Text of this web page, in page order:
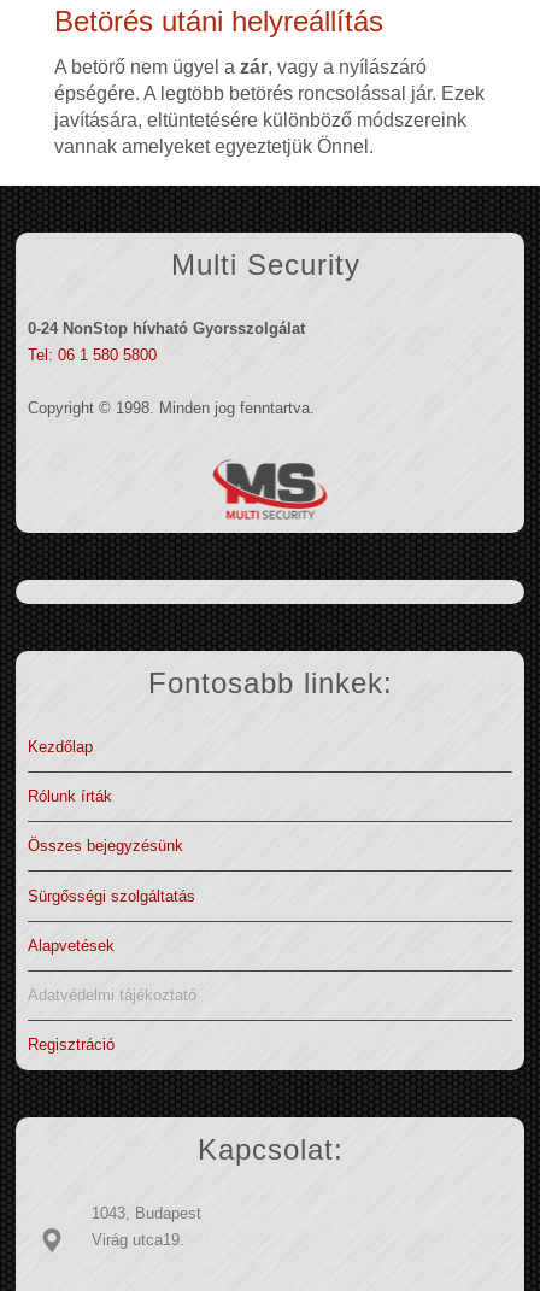
Betörés utáni helyreállítás
A betörő nem ügyel a zár, vagy a nyílászáró
épségére. A legtöbb betörés roncsolással jár. Ezek
javítására, eltüntetésére különböző módszereink
vannak amelyeket egyeztetjük Önnel.
Multi Security
0-24 NonStop hívható Gyorsszolgálat
Tel: 06 1 580 5800
Copyright © 1998. Minden jog fenntartva.
Fontosabb linkek:
Kezdőlap
Rólunk írták
Összes bejegyzésünk
Sürgősségi szolgáltatás
Alapvetések
Adatvédelmi tájékoztató
Regisztráció
Kapcsolat:
1043, Budapest
Virág utca19.